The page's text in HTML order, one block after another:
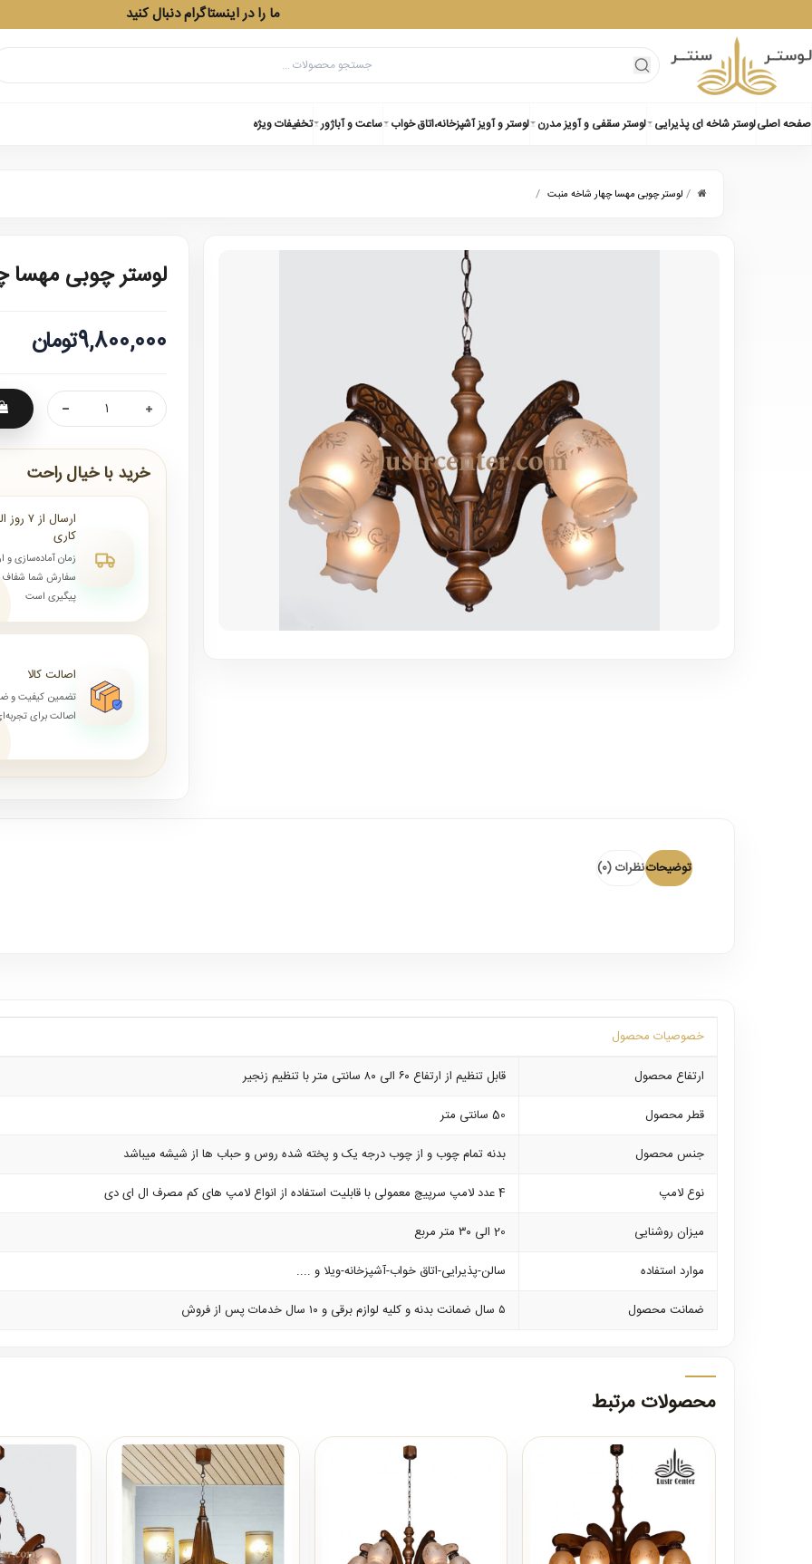
ما را در اینستاگرام دنبال کنید
صفحه اصلیلوستر شاخه ای پذیرایی لوستر سقفی و آویز مدرن لوستر و آویز آشپزخانه،اتاق خواب ساعت و آباژور تخفیفات ویژه
/ لوستر چوبی مهسا چهار شاخه منبت /
لوستر چوبی مهسا
9,800,000تومان
خرید با خیال راحت
کاری
زمان آماده‌سازی و
سفارش شما شفاف
پیگیری است
اصالت کالا
تضمین کیفیت و
اصالت برای
توضیحاتنظرات (0)
خصوصیات محصول
ارتفاع محصول
قابل تنظیم از ارتفاع ۶۰ الی ۸۰ سانتی متر با تنظیم زنجیر
قطر محصول
50 سانتی متر
جنس محصول
بدنه تمام چوب و از چوب درجه یک و پخته شده روس و حباب ها از شیشه میباشد
نوع لامپ
4 عدد لامپ سرپیچ معمولی با قابلیت استفاده از انواع لامپ های کم مصرف ال ای دی
میزان روشنایی
20 الی ۳۰ متر مربع
موارد استفاده
سالن-پذیرایی-اتاق خواب-آشپزخانه-ویلا و ....
ضمانت محصول
۵ سال ضمانت بدنه و کلیه لوازم برقی و ۱۰ سال خدمات پس از فروش
محصولات مرتبط